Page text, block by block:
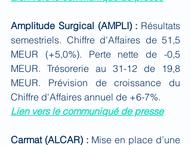
Amplitude Surgical (AMPLI) : Résultats
semestriels. Chiffre d'Affaires de 51,5
MEUR (+5,0%). Perte nette de -0,5
MEUR. Trésorerie au 31-12 de 19,8
MEUR. Prévision de croissance du
Chiffre d'Affaires annuel de +6-7%.
Lien vers le communiqué de presse
Carmat (ALCAR) : Mise en place d’une